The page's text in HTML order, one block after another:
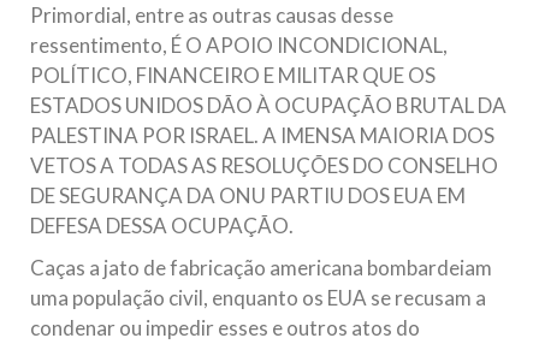
Primordial, entre as outras causas desse
ressentimento, É O APOIO INCONDICIONAL,
POLÍTICO, FINANCEIRO E MILITAR QUE OS
ESTADOS UNIDOS DÃO À OCUPAÇÃO BRUTAL DA
PALESTINA POR ISRAEL. A IMENSA MAIORIA DOS
VETOS A TODAS AS RESOLUÇÕES DO CONSELHO
DE SEGURANÇA DA ONU PARTIU DOS EUA EM
DEFESA DESSA OCUPAÇÃO.
Caças a jato de fabricação americana bombardeiam
uma população civil, enquanto os EUA se recusam a
condenar ou impedir esses e outros atos do